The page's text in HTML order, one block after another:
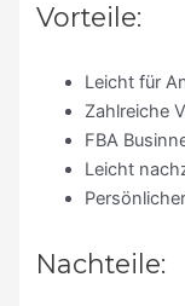
Vorteile:
Leicht für
Zahlreiche
FBA
Leicht
Nachteile: